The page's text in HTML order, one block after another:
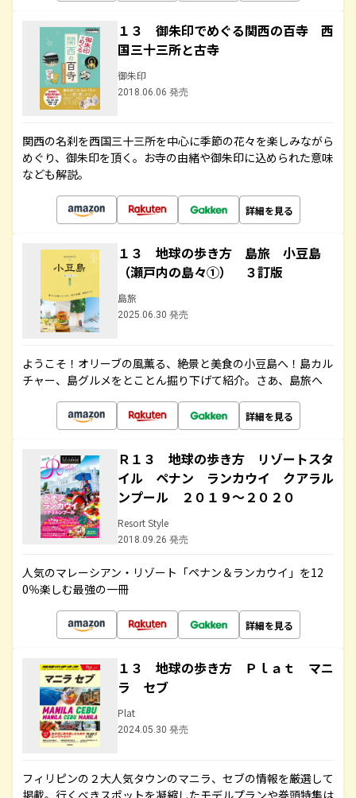
１３ 御朱印でめぐる関西の百寺 西
国三十三所と古寺
御朱印
2018.06.06 発売
関西の名刹を西国三十三所を中心に季節の花々を楽しみながら
めぐり、御朱印を頂く。お寺の由緒や御朱印に込められた意味
なども解説。
詳細を見る
１３ 地球の歩き方 島旅 小豆島
（瀬戸内の島々①） ３訂版
島旅
2025.06.30 発売
ようこそ！オリーブの風薫る、絶景と美食の小豆島へ！島カル
チャー、島グルメをとことん掘り下げて紹介。さあ、島旅へ
詳細を見る
Ｒ１３ 地球の歩き方 リゾートスタ
イル ペナン ランカウイ クアラル
ンプール ２０１９～２０２０
Resort Style
2018.09.26 発売
人気のマレーシアン・リゾート「ペナン＆ランカウイ」を12
0％楽しむ最強の一冊
詳細を見る
１３ 地球の歩き方 Ｐｌａｔ マニ
ラ セブ
Plat
2024.05.30 発売
フィリピンの２大人気タウンのマニラ、セブの情報を厳選して
掲載。行くべきスポットを凝縮したモデルプランや巻頭特集は